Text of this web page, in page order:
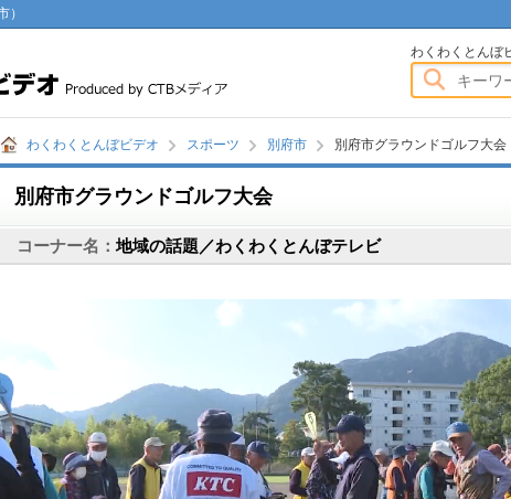
）
わくわくとんぼビデオわくわくとんぼ
わくわくとんぼビデオ スポーツ 別府市 別府市グラウンドゴルフ大会
別府市グラウンドゴルフ大会
コーナー名：地域の話題／わくわくとんぼテレビ
画